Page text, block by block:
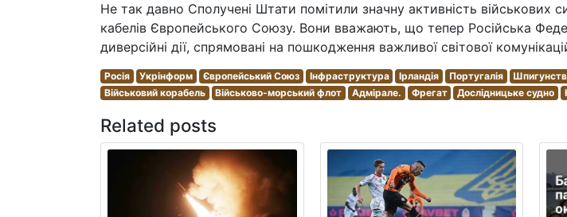
Не так давно Сполучені Штати помітили значну активність військових
кабелів Європейського Союзу. Вони вважають, що тепер Російська
диверсійні дії, спрямовані на пошкодження важливої світової
Росія Укрінформ Європейський Союз Інфраструктура Ірландія Португалія
Військовий корабель
Військово-морський флот Адмірале. Фрегат Дослідницьке судно
Related posts